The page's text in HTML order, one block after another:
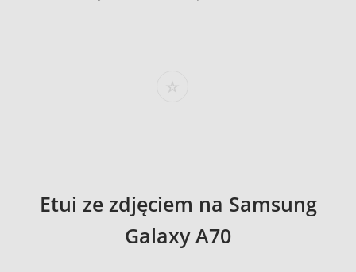
Etui ze zdjęciem na Samsung
Galaxy A70